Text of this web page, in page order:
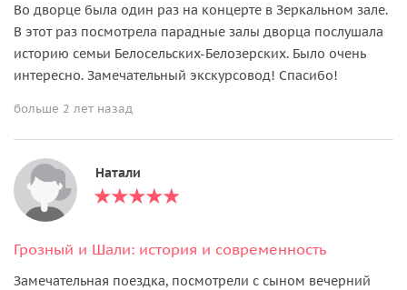
Во дворце была один раз на концерте в Зеркальном зале.
В этот раз посмотрела парадные залы дворца послушала
историю семьи Белосельских-Белозерских. Было очень
интересно. Замечательный экскурсовод! Спасибо!
больше 2 лет назад
Натали
Грозный и Шали: история и современность
Замечательная поездка, посмотрели с сыном вечерний